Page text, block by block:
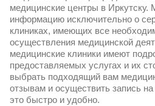
медицинские центры в Иркутску.
информацию исключительно о
клиниках, имеющих все
осуществления медицинской
медицинские клиники имеют
предоставляемых услугах и их
выбрать подходящий вам
отзывам и осуществить запись
это быстро и удобно.